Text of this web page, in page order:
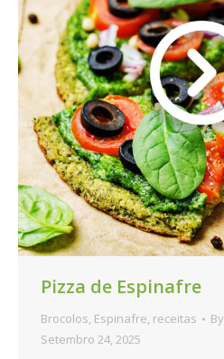
Pizza de Espinafre
Brocolos, Espinafre, receitas By
Setembro 24, 2025